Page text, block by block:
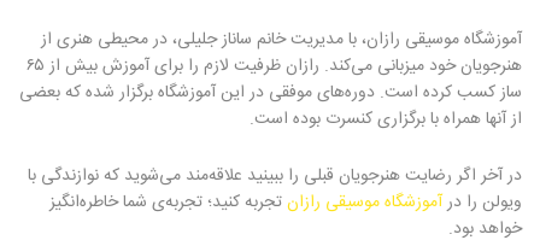
آموزشگاه موسیقی رازان، با مدیریت خانم ساناز جلیلی، در محیطی هنری از
هنرجویان خود میزبانی می‌کند. رازان ظرفیت لازم را برای آموزش بیش از ۶۵
ساز کسب کرده است. دوره‌های موفقی در این آموزشگاه برگزار شده که بعضی
از آنها همراه با برگزاری کنسرت بوده است.
در آخر اگر رضایت هنرجویان قبلی را ببینید علاقه‌مند می‌شوید که نوازندگی با
ویولن را درآموزشگاه موسیقی رازانتجربه کنید؛ تجربه‌ی شما خاطره‌انگیز
خواهد بود.